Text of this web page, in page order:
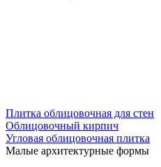
Плитка облицовочная для стен
Облицовочный кирпич
Угловая облицовочная плитка
Малые архитектурные формы